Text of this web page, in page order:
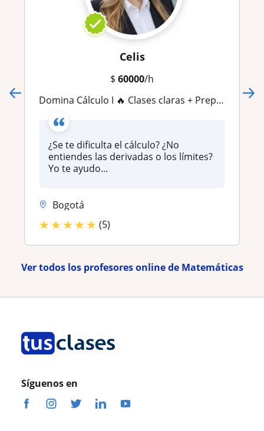
Celis
$ 60000/h
Domina Cálculo I 🔥 Clases claras + Preparación para parciales (Andes, Javeriana, Nacional)
¿Se te dificulta el cálculo? ¿No
entiendes las derivadas o los límites?
Yo te ayudo...
Bogotá
★★★★★ (5)
Ver todos los profesores online de Matemáticas
Síguenos en